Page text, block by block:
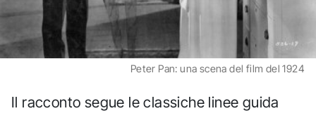
Peter Pan: una scena del film del 1924
Il racconto segue le classiche linee guida